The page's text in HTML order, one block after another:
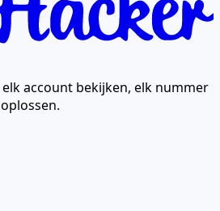
account bekijken, elk nummer